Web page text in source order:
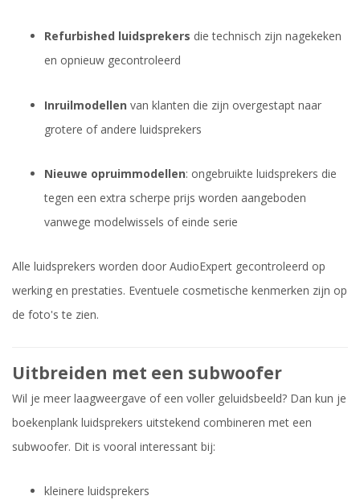
Refurbished luidsprekers die technisch zijn nagekeken
en opnieuw gecontroleerd
Inruilmodellen van klanten die zijn overgestapt naar
grotere of andere luidsprekers
Nieuwe opruimmodellen: ongebruikte luidsprekers die
tegen een extra scherpe prijs worden aangeboden
vanwege modelwissels of einde serie
Alle luidsprekers worden door AudioExpert gecontroleerd op
werking en prestaties. Eventuele cosmetische kenmerken zijn op
de foto's te zien.
Uitbreiden met een subwoofer
Wil je meer laagweergave of een voller geluidsbeeld? Dan kun je
boekenplank luidsprekers uitstekend combineren met een
subwoofer. Dit is vooral interessant bij:
kleinere luidsprekers